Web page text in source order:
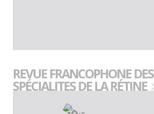
REVUE FRANCOPHONE DES
SPÉCIALITES DE LA RÉTINE